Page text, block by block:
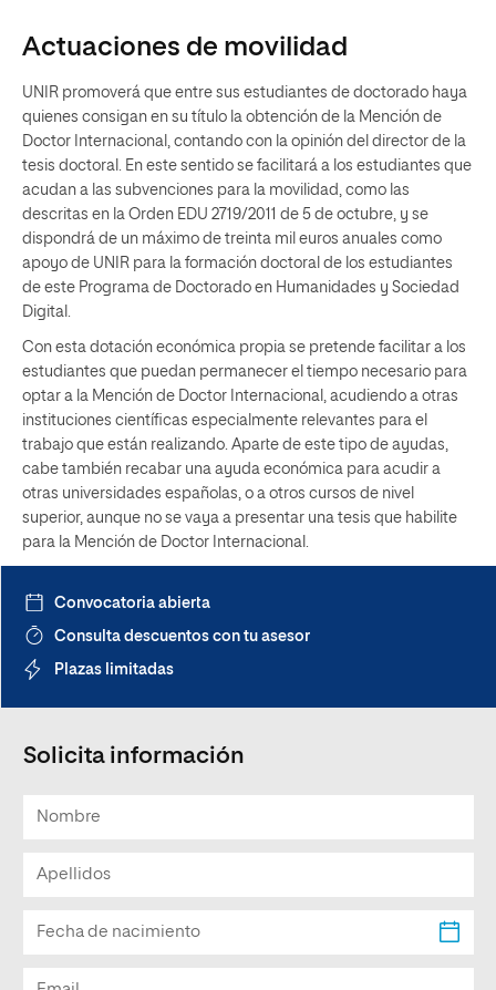
Actuaciones de movilidad
UNIR promoverá que entre sus estudiantes de doctorado haya
quienes consigan en su título la obtención de la Mención de
Doctor Internacional, contando con la opinión del director de la
tesis doctoral. En este sentido se facilitará a los estudiantes que
acudan a las subvenciones para la movilidad, como las
descritas en la Orden EDU 2719/2011 de 5 de octubre, y se
dispondrá de un máximo de treinta mil euros anuales como
apoyo de UNIR para la formación doctoral de los estudiantes
de este Programa de Doctorado en Humanidades y Sociedad
Digital.
Con esta dotación económica propia se pretende facilitar a los
estudiantes que puedan permanecer el tiempo necesario para
optar a la Mención de Doctor Internacional, acudiendo a otras
instituciones científicas especialmente relevantes para el
trabajo que están realizando. Aparte de este tipo de ayudas,
cabe también recabar una ayuda económica para acudir a
otras universidades españolas, o a otros cursos de nivel
superior, aunque no se vaya a presentar una tesis que habilite
para la Mención de Doctor Internacional.
Convocatoria abierta
Consulta descuentos con tu asesor
Plazas limitadas
Solicita información